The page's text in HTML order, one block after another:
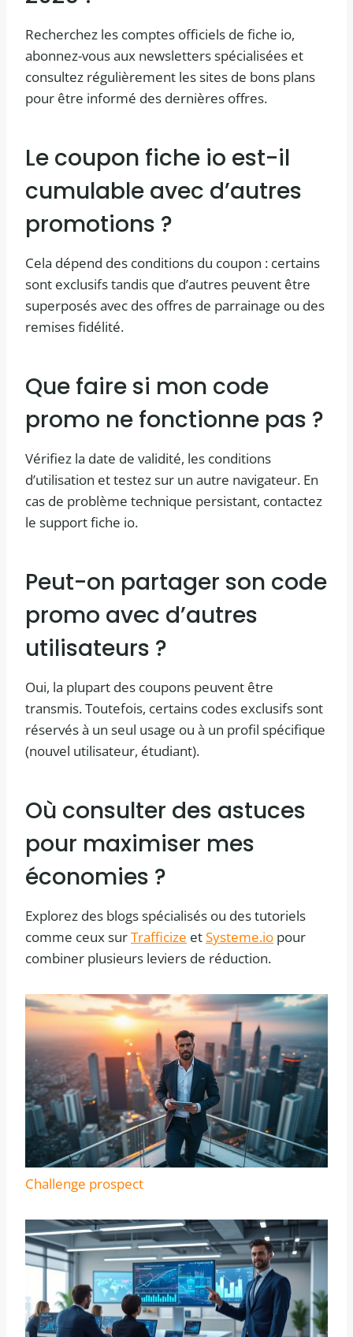
Recherchez les comptes officiels de fiche io,
abonnez-vous aux newsletters spécialisées et
consultez régulièrement les sites de bons plans
pour être informé des dernières offres.
Le coupon fiche io est-il
cumulable avec d’autres
promotions ?
Cela dépend des conditions du coupon : certains
sont exclusifs tandis que d’autres peuvent être
superposés avec des offres de parrainage ou des
remises fidélité.
Que faire si mon code
promo ne fonctionne pas ?
Vérifiez la date de validité, les conditions
d’utilisation et testez sur un autre navigateur. En
cas de problème technique persistant, contactez
le support fiche io.
Peut-on partager son code
promo avec d’autres
utilisateurs ?
Oui, la plupart des coupons peuvent être
transmis. Toutefois, certains codes exclusifs sont
réservés à un seul usage ou à un profil spécifique
(nouvel utilisateur, étudiant).
Où consulter des astuces
pour maximiser mes
économies ?
Explorez des blogs spécialisés ou des tutoriels
comme ceux surTrafficize etSysteme.io pour
combiner plusieurs leviers de réduction.
Challenge prospect